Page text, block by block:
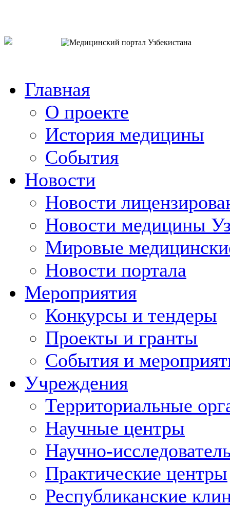
Главная
О проекте
История медицины
События
Новости
Новости
Новости медицины
Мировые
Новости портала
Мероприятия
Конкурсы и тендеры
Проекты и гранты
События и
Учреждения
Территориальные
Научные центры
Научно-
Практические центры
Республиканские